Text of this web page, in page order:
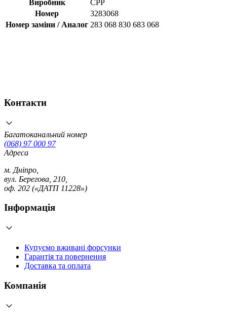
Виробник
CPP
Номер
3283068
Номер заміни / Аналог 283 068 830 683 068
Контакти
Багатоканальний номер
(068) 97 000 97
Адреса
м. Дніпро,
вул. Берегова, 210,
оф. 202 («ДАТП 11228»)
Інформація
Купуємо вживані форсунки
Гарантія та повернення
Доставка та оплата
Компанія